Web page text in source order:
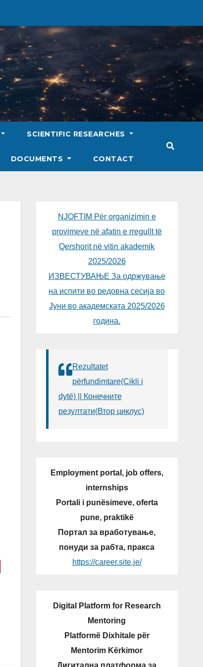
SCIENTIFIC RESEARCHES
DOCUMENTS CONTACT
NJOFTIM Për organizimin e
provimeve në afatin e rregullt të
Qershorit në vitin akademik
2025/2026
ИЗВЕСТУВАЊЕ За одржување
на испити во редовна сесија во
Јуни во академската 2025/2026
година.
Rezultatet
përfundimtare(Cikli i
dytë) || Конечните
резултати(Втор циклус)
Employment portal, job offers,
internships
Portali i punësimeve, oferta
pune, praktikë
Портал за вработување,
понуди за рабта, пракса
https://career.site.je/
Digital Platform for Research
Mentoring
Platformë Dixhitale për
Mentorim Kërkimor
Дигитална платформа за